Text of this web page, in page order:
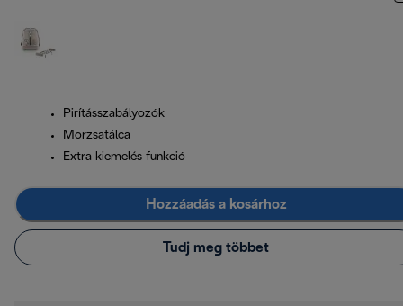
Pirításszabályozók
Morzsatálca
Extra kiemelés funkció
Hozzáadás a kosárhoz
Tudj meg többet